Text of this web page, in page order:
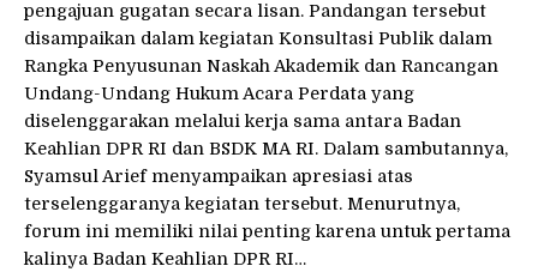
pengajuan gugatan secara lisan. Pandangan tersebut
disampaikan dalam kegiatan Konsultasi Publik dalam
Rangka Penyusunan Naskah Akademik dan Rancangan
Undang-Undang Hukum Acara Perdata yang
diselenggarakan melalui kerja sama antara Badan
Keahlian DPR RI dan BSDK MA RI. Dalam sambutannya,
Syamsul Arief menyampaikan apresiasi atas
terselenggaranya kegiatan tersebut. Menurutnya,
forum ini memiliki nilai penting karena untuk pertama
kalinya Badan Keahlian DPR RI…